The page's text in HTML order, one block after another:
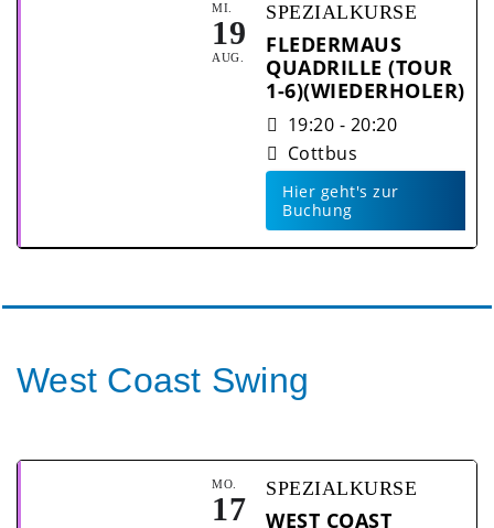
MI.
19
AUG.
SPEZIALKURSE
FLEDERMAUS
QUADRILLE (TOUR
1-6)(WIEDERHOLER)
19:20 - 20:20
Cottbus
Hier geht's zur
Buchung
West Coast Swing
MO.
17
SPEZIALKURSE
WEST COAST